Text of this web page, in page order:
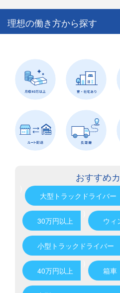
理想の働き方から探す
おすすめ
大型トラックドライバー
30万円以上 ウィ
小型トラックドライバー
40万円以上 箱車